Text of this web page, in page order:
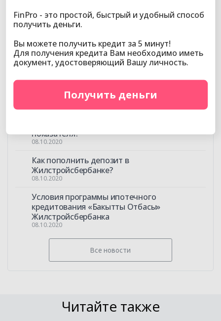
Нурбанка?
09.10.2020
Как узнать о поступлении средств на карту
Нурбанка?
09.10.2020
Кредит в Нурбанке: как узнать информацию
показателя?
08.10.2020
Как пополнить депозит в
Жилстройсбербанке?
08.10.2020
Условия программы ипотечного
кредитования «Бакытты Отбасы»
Жилстройсбербанка
08.10.2020
Все новости
Читайте также
FinPro - это простой, быстрый и удобный способ
получить деньги.
Вы можете получить кредит за 5 минут!
Для получения кредита Вам необходимо иметь
документ, удостоверяющий Вашу личность.
Получить деньги